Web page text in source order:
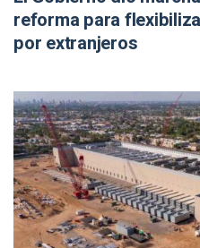
reforma para
por extranjeros